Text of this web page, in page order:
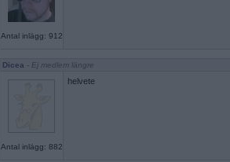
Antal inlägg: 912
Dicea - Ej medlem längre
Antal inlägg: 882
helvete